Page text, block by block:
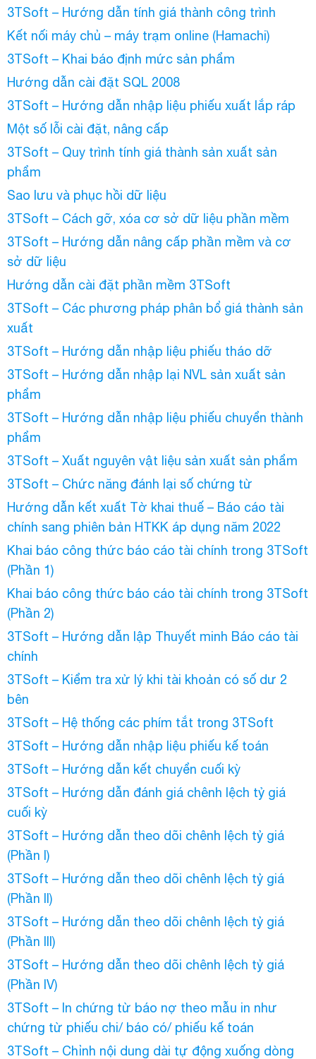
3TSoft – Hướng dẫn tính giá thành công trình
Kết nối máy chủ – máy trạm online (Hamachi)
3TSoft – Khai báo định mức sản phẩm
Hướng dẫn cài đặt SQL 2008
3TSoft – Hướng dẫn nhập liệu phiếu xuất lắp ráp
Một số lỗi cài đặt, nâng cấp
3TSoft – Quy trình tính giá thành sản xuất sản
phẩm
Sao lưu và phục hồi dữ liệu
3TSoft – Cách gỡ, xóa cơ sở dữ liệu phần mềm
3TSoft – Hướng dẫn nâng cấp phần mềm và cơ
sở dữ liệu
Hướng dẫn cài đặt phần mềm 3TSoft
3TSoft – Các phương pháp phân bổ giá thành sản
xuất
3TSoft – Hướng dẫn nhập liệu phiếu tháo dỡ
3TSoft – Hướng dẫn nhập lại NVL sản xuất sản
phẩm
3TSoft – Hướng dẫn nhập liệu phiếu chuyển thành
phẩm
3TSoft – Xuất nguyên vật liệu sản xuất sản phẩm
3TSoft – Chức năng đánh lại số chứng từ
Hướng dẫn kết xuất Tờ khai thuế – Báo cáo tài
chính sang phiên bản HTKK áp dụng năm 2022
Khai báo công thức báo cáo tài chính trong 3TSoft
(Phần 1)
Khai báo công thức báo cáo tài chính trong 3TSoft
(Phần 2)
3TSoft – Hướng dẫn lập Thuyết minh Báo cáo tài
chính
3TSoft – Kiểm tra xử lý khi tài khoản có số dư 2
bên
3TSoft – Hệ thống các phím tắt trong 3TSoft
3TSoft – Hướng dẫn nhập liệu phiếu kế toán
3TSoft – Hướng dẫn kết chuyển cuối kỳ
3TSoft – Hướng dẫn đánh giá chênh lệch tỷ giá
cuối kỳ
3TSoft – Hướng dẫn theo dõi chênh lệch tỷ giá
(Phần I)
3TSoft – Hướng dẫn theo dõi chênh lệch tỷ giá
(Phần II)
3TSoft – Hướng dẫn theo dõi chênh lệch tỷ giá
(Phần III)
3TSoft – Hướng dẫn theo dõi chênh lệch tỷ giá
(Phần IV)
3TSoft – In chứng từ báo nợ theo mẫu in như
chứng từ phiếu chi/ báo có/ phiếu kế toán
3TSoft – Chỉnh nội dung dài tự động xuống dòng